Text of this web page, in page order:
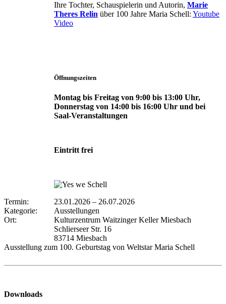
Ihre Tochter, Schauspielerin und Autorin, Marie
Theres Relin über 100 Jahre Maria Schell: Youtube
Video
Öffnungszeiten
Montag bis Freitag von 9:00 bis 13:00 Uhr,
Donnerstag von 14:00 bis 16:00 Uhr und bei
Saal-Veranstaltungen
Eintritt frei
Termin: 23.01.2026 – 26.07.2026
Kategorie:
Ausstellungen
Ort:
Kulturzentrum Waitzinger Keller Miesbach
Schlierseer Str. 16
83714 Miesbach
Ausstellung zum 100. Geburtstag von Weltstar Maria Schell
Downloads